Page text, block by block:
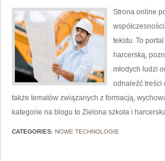
Strona online
tekstu. To
harcerską,
młodych ludzi
odnaleźć treści
także tematów związanych z formacją,
kategorie na blogu to Zielona szkoła i
CATEGORIES: NOWE TECHNOLOGIE